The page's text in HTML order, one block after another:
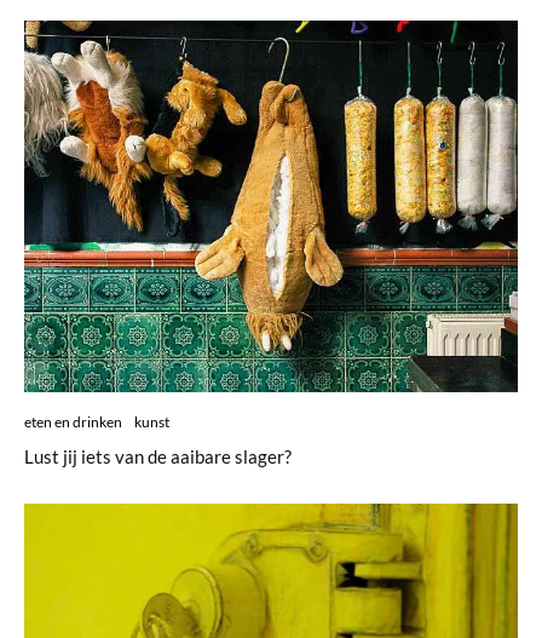
eten en drinken kunst
Lust jij iets van de aaibare slager?